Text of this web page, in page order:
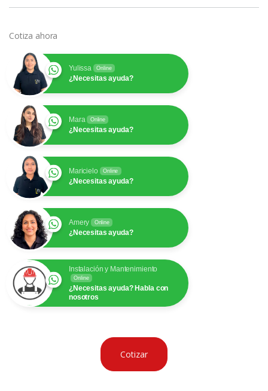
Cotiza ahora
Yulissa Online
¿Necesitas ayuda?
Mara Online
¿Necesitas ayuda?
Maricielo Online
¿Necesitas ayuda?
Amery Online
¿Necesitas ayuda?
Instalación y Mantenimiento
Online
¿Necesitas ayuda? Habla con
nosotros
Cotizar